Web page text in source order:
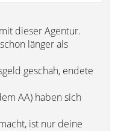
dieser Agentur.
länger als
geschah, endete
AA) haben sich
ist nur deine